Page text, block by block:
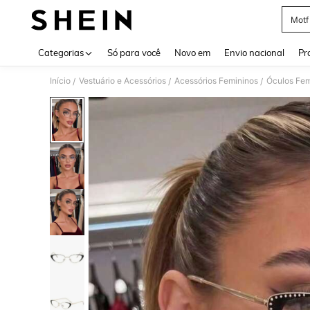
Motf
Categorias Só para você Novo em Envio nacional
Início / Vestuário e Acessórios / Acessórios Femininos / Óculos